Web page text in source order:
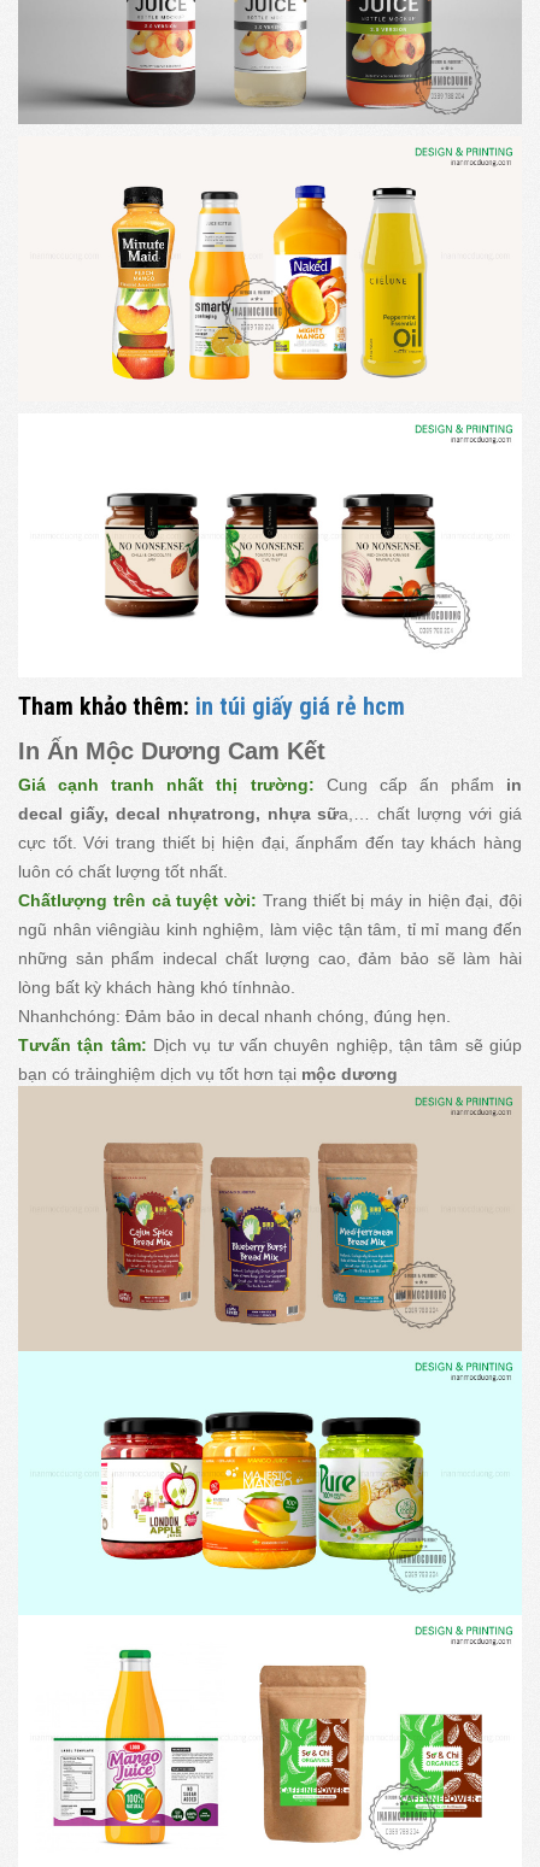
Tham khảo thêm: in túi giấy giá rẻ hcm
In Ấn Mộc Dương Cam Kết
Giá cạnh tranh nhất thị trường: Cung cấp ấn phẩm in
decal giấy, decal nhựatrong, nhựa sữa,… chất lượng với giá
cực tốt. Với trang thiết bị hiện đại, ấnphẩm đến tay khách hàng
luôn có chất lượng tốt nhất.
Chấtlượng trên cả tuyệt vời: Trang thiết bị máy in hiện đại, đội
ngũ nhân viêngiàu kinh nghiệm, làm việc tận tâm, tỉ mỉ mang đến
những sản phẩm indecal chất lượng cao, đảm bảo sẽ làm hài
lòng bất kỳ khách hàng khó tínhnào.
Nhanhchóng: Đảm bảo in decal nhanh chóng, đúng hẹn.
Tưvấn tận tâm: Dịch vụ tư vấn chuyên nghiệp, tận tâm sẽ giúp
bạn có trảinghiệm dịch vụ tốt hơn tại mộc dương